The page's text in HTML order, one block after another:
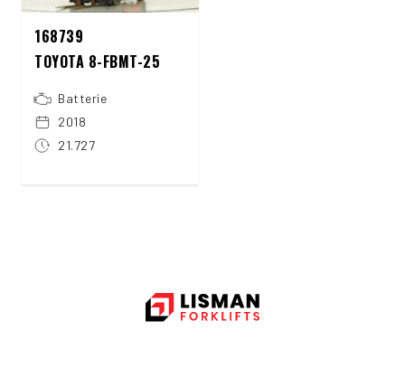
168739
TOYOTA 8-FBMT-25
Batterie
2018
21.727